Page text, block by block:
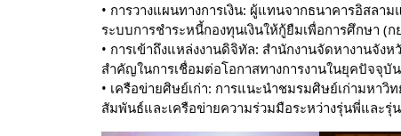
• การวางแผนทางการเงิน: ผู้แทนจากธนาคารอิสลา
ระบบการชำระหนี้กองทุนเงินให้กู้ยืมเพื่อการศึกษา (
• การเข้าถึงแหล่งงานดิจิทัล: สำนักงานจัดหางานจัง
สำคัญในการเชื่อมต่อโอกาสทางการงานในยุคปัจจุบัน
• เครือข่ายศิษย์เก่า: การแนะนำชมรมศิษย์เก่ามหา
สัมพันธ์และเครือข่ายความร่วมมือระหว่างรุ่นพี่และ